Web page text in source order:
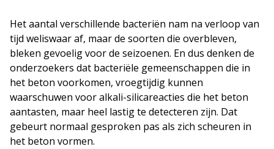
Het aantal verschillende bacteriën nam na verloop van
tijd weliswaar af, maar de soorten die overbleven,
bleken gevoelig voor de seizoenen. En dus denken de
onderzoekers dat bacteriële gemeenschappen die in
het beton voorkomen, vroegtijdig kunnen
waarschuwen voor alkali-silicareacties die het beton
aantasten, maar heel lastig te detecteren zijn. Dat
gebeurt normaal gesproken pas als zich scheuren in
het beton vormen.